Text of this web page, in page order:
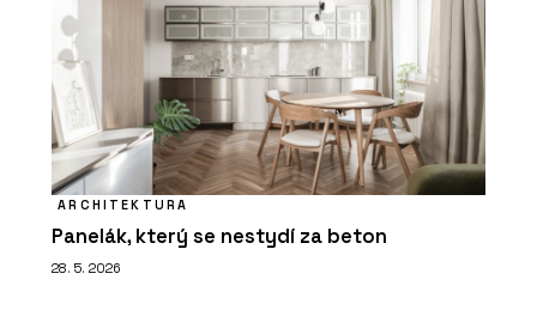
ARCHITEKTURA
Panelák, který se nestydí za beton
28. 5. 2026